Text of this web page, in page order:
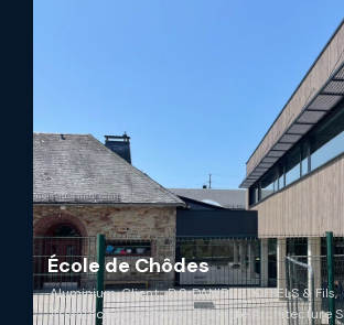
École de Chôdes
Aluminium,Client : D.S. DANIEL STOFFELS & Fils,
Architecture & Photo : Cravatte Architecture